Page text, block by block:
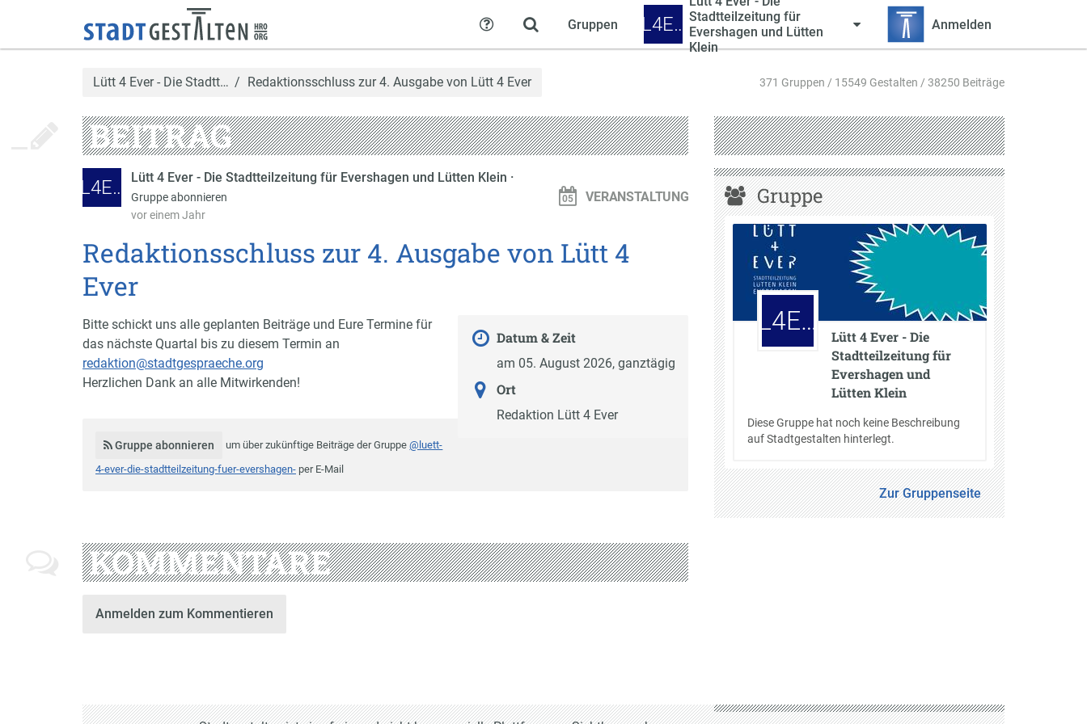
Gruppen L4E… Stadtteilzeitung für
Evershagen und Lütten
Klein
Anmelden
Hilfe
Lütt 4 Ever - Die Stadtt… Redaktionsschluss zur 4. Ausgabe von Lütt 4 Ever 371 Gruppen / 15549 Gestalten / 38250 Beiträge
BEITRAG
L4E… Lütt 4 Ever - Die Stadtteilzeitung für Evershagen und Lütten Klein ·
Gruppe abonnieren
vor einem Jahr
VERANSTALTUNG
Redaktionsschluss zur 4. Ausgabe von Lütt 4
Ever
Datum & Zeit
am 05. August 2026, ganztägig
Ort
Redaktion Lütt 4 Ever
Bitte schickt uns alle geplanten Beiträge und Eure Termine für
das nächste Quartal bis zu diesem Termin an
redaktion@stadtgespraeche.org
Herzlichen Dank an alle Mitwirkenden!
Gruppe abonnieren um über zukünftige Beiträge der Gruppe@luett-
4-ever-die-stadtteilzeitung-fuer-evershagen- per E-Mail
KOMMENTARE
Anmelden zum Kommentieren
Gruppe
L4E…
Lütt 4 Ever - Die
Stadtteilzeitung für
Evershagen und
Lütten Klein
Diese Gruppe hat noch keine Beschreibung
auf Stadtgestalten hinterlegt.
Zur Gruppenseite